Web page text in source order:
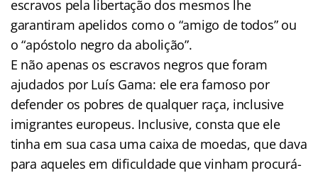
escravos pela libertação dos mesmos lhe
garantiram apelidos como o “amigo de todos” ou
o “apóstolo negro da abolição”.
E não apenas os escravos negros que foram
ajudados por Luís Gama: ele era famoso por
defender os pobres de qualquer raça, inclusive
imigrantes europeus. Inclusive, consta que ele
tinha em sua casa uma caixa de moedas, que dava
para aqueles em dificuldade que vinham procurá-